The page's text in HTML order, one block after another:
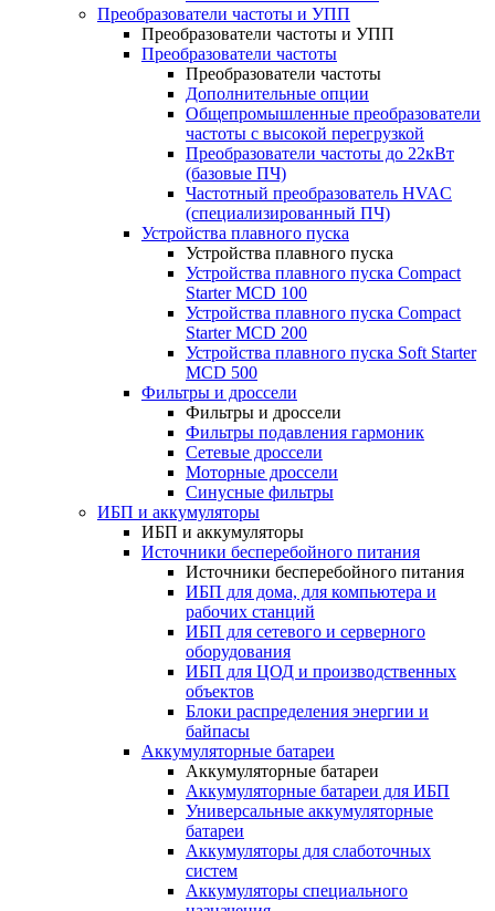
Преобразователи частоты и УПП
Преобразователи частоты и УПП
Преобразователи частоты
Преобразователи частоты
Дополнительные опции
Общепромышленные преобразователи
частоты с высокой перегрузкой
Преобразователи частоты до 22кВт
(базовые ПЧ)
Частотный преобразователь HVAC
(специализированный ПЧ)
Устройства плавного пуска
Устройства плавного пуска
Устройства плавного пуска Compact
Starter MCD 100
Устройства плавного пуска Compact
Starter MCD 200
Устройства плавного пуска Soft Starter
MCD 500
Фильтры и дроссели
Фильтры и дроссели
Фильтры подавления гармоник
Сетевые дроссели
Моторные дроссели
Синусные фильтры
ИБП и аккумуляторы
ИБП и аккумуляторы
Источники бесперебойного питания
Источники бесперебойного питания
ИБП для дома, для компьютера и
рабочих станций
ИБП для сетевого и серверного
оборудования
ИБП для ЦОД и производственных
объектов
Блоки распределения энергии и
байпасы
Аккумуляторные батареи
Аккумуляторные батареи
Аккумуляторные батареи для ИБП
Универсальные аккумуляторные
батареи
Аккумуляторы для слаботочных
систем
Аккумуляторы специального